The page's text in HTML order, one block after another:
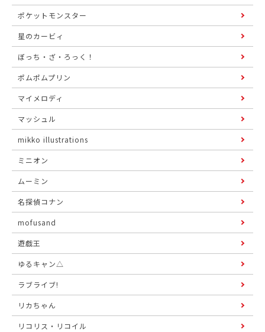
ポケットモンスター
星のカービィ
ぼっち・ざ・ろっく！
ポムポムプリン
マイメロディ
マッシュル
mikko illustrations
ミニオン
ムーミン
名探偵コナン
mofusand
遊戯王
ゆるキャン△
ラブライブ!
リカちゃん
リコリス・リコイル